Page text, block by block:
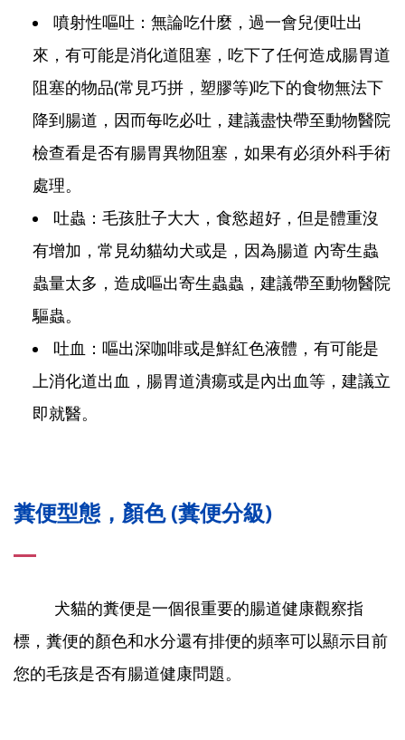
噴射性嘔吐：無論吃什麼，過一會兒便吐出
來，有可能是消化道阻塞，吃下了任何造成腸胃道
阻塞的物品(常見巧拼，塑膠等)吃下的食物無法下
降到腸道，因而每吃必吐，建議盡快帶至動物醫院
檢查看是否有腸胃異物阻塞，如果有必須外科手術
處理。
吐蟲：毛孩肚子大大，食慾超好，但是體重沒
有增加，常見幼貓幼犬或是，因為腸道 內寄生蟲
蟲量太多，造成嘔出寄生蟲蟲，建議帶至動物醫院
驅蟲。
吐血：嘔出深咖啡或是鮮紅色液體，有可能是
上消化道出血，腸胃道潰瘍或是內出血等，建議立
即就醫。
糞便型態，顏色 (糞便分級)
犬貓的糞便是一個很重要的腸道健康觀察指
標，糞便的顏色和水分還有排便的頻率可以顯示目前
您的毛孩是否有腸道健康問題。